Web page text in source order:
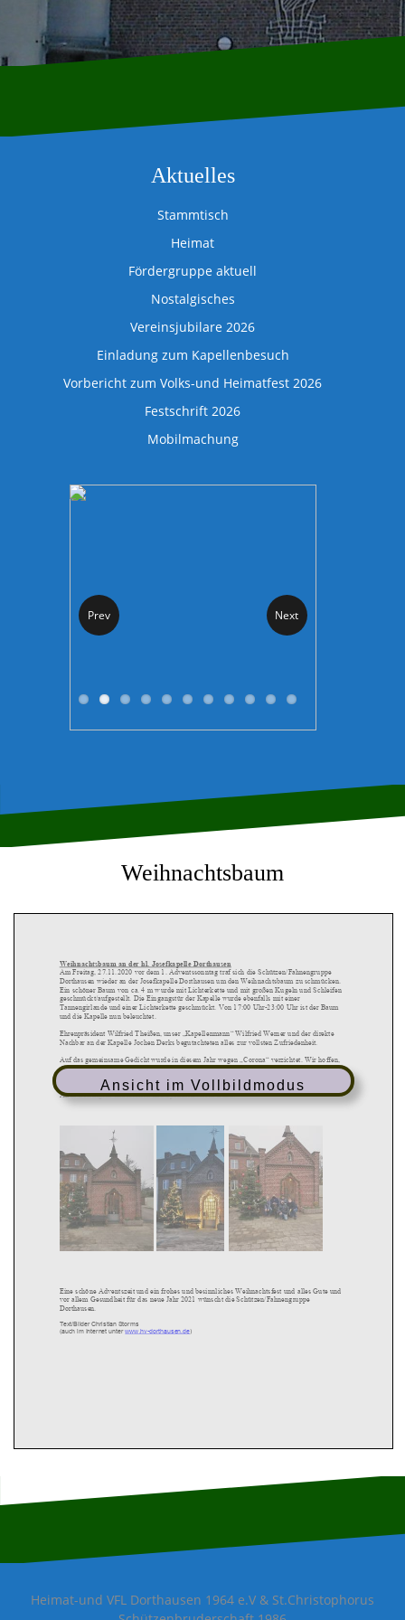
Aktuelles
Stammtisch
Heimat
Fördergruppe aktuell
Nostalgisches
Vereinsjubilare 2026
Einladung zum Kapellenbesuch
Vorbericht zum Volks-und Heimatfest 2026
Festschrift 2026
Mobilmachung
Prev Next
Weihnachtsbaum
Ansicht im Vollbildmodus
Weihnachtsbaum an der hl. Josefkapelle Dorthausen
Am Freitag 27.11.2020 vor dem 1. Adventssonntag traf sich die Schützen/Fahnengruppe
Dorthausen wieder an der Josefkapelle Dorthausen um den Weihnachtsbaum zu schmücken.
Ein schöner Baum von ca. 4 m wurde mit Lichterkette und mit großen Kugeln und Schleifen
geschmückt/aufgestellt. Die Eingangstür der Kapelle wurde ebenfalls mit einer
Tannengirlande und einer Lichterkette geschmückt Von 17:00 Uhr-23:00 Uhr ist der Baum
und die Kapelle nun beleuchtet.
Ehrenpräsident Wilfried Theißen unser Kapellenmann“ Wilfried Werner und der direkte
Nachbar an der Kapelle Jochen Derks begutachteten alles zur vollsten Zufriedenheit.
Auf das gemeinsame Gedicht wurde in diesem Jahr wegen Corona“ verzichtet . Wir hoffen
dass dergeschmückteBaum und die Kapelle in der schwierigen Zeit ein wenig ablenkt und
Allen Beteiligten und Helfern und Spendern vielen Dank!
Eine schöne Adventszeit und ein frohes und besinnliches Weihnachtsfest und alles Gute und
vor allem Gesundheit für das neue Jahr 2021 wünscht die Schützen/Fahnengruppe
Dorthausen.
Text/Bilder Christian Storms
(auch im Internet unter www.hv-dorthausen.de)
Heimat-und VFL Dorthausen 1964 e.V & St.Christophorus